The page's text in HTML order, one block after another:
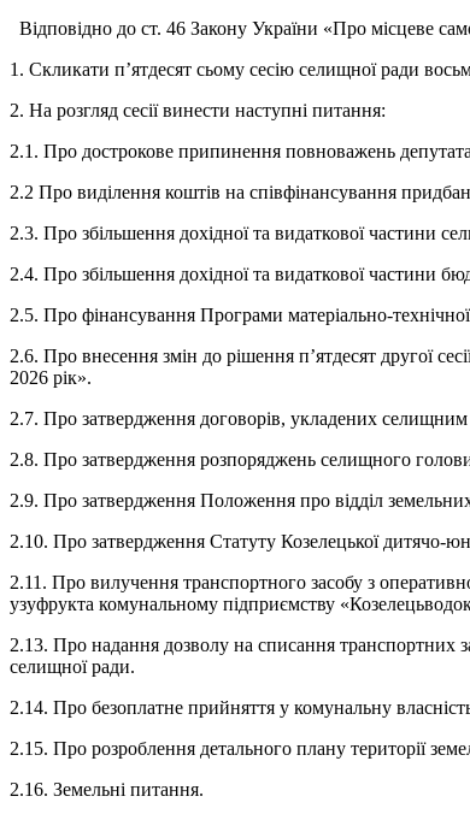
Відповідно до ст. 46 Закону України «Про місцеве
1. Скликати п’ятдесят сьому сесію селищної ради
2. На розгляд сесії винести наступні питання:
2.1. Про дострокове припинення повноважень
2.2 Про виділення коштів на співфінансування
2.3. Про збільшення дохідної та видаткової частини
2.4. Про збільшення дохідної та видаткової частини
2.5. Про фінансування Програми матеріально-
2.6. Про внесення змін до рішення п’ятдесят другої
2026 рік».
2.7. Про затвердження договорів, укладених
2.8. Про затвердження розпоряджень селищного
2.9. Про затвердження Положення про відділ
2.10. Про затвердження Статуту Козелецької дитячо-
2.11. Про вилучення транспортного засобу з
узуфрукта комунальному підприємству
2.13. Про надання дозволу на списання транспортних
селищної ради.
2.14. Про безоплатне прийняття у комунальну
2.15. Про розроблення детального плану території
2.16. Земельні питання.